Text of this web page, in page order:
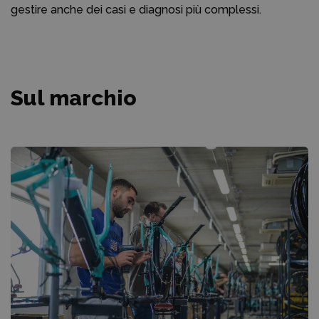
gestire anche dei casi e diagnosi più complessi.
Sul marchio